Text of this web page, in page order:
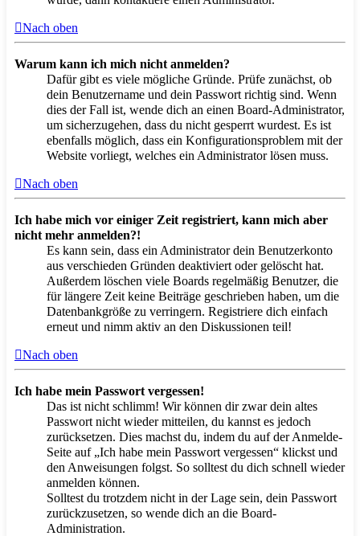
Nach oben
Warum kann ich mich nicht anmelden?
Dafür gibt es viele mögliche Gründe. Prüfe zunächst, ob
dein Benutzername und dein Passwort richtig sind. Wenn
dies der Fall ist, wende dich an einen Board-Administrator,
um sicherzugehen, dass du nicht gesperrt wurdest. Es ist
ebenfalls möglich, dass ein Konfigurationsproblem mit der
Website vorliegt, welches ein Administrator lösen muss.
Nach oben
Ich habe mich vor einiger Zeit registriert, kann mich aber
nicht mehr anmelden?!
Es kann sein, dass ein Administrator dein Benutzerkonto
aus verschieden Gründen deaktiviert oder gelöscht hat.
Außerdem löschen viele Boards regelmäßig Benutzer, die
für längere Zeit keine Beiträge geschrieben haben, um die
Datenbankgröße zu verringern. Registriere dich einfach
erneut und nimm aktiv an den Diskussionen teil!
Nach oben
Ich habe mein Passwort vergessen!
Das ist nicht schlimm! Wir können dir zwar dein altes
Passwort nicht wieder mitteilen, du kannst es jedoch
zurücksetzen. Dies machst du, indem du auf der Anmelde-
Seite auf „Ich habe mein Passwort vergessen“ klickst und
den Anweisungen folgst. So solltest du dich schnell wieder
anmelden können.
Solltest du trotzdem nicht in der Lage sein, dein Passwort
zurückzusetzen, so wende dich an die Board-
Administration.